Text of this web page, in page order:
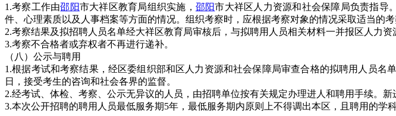
1.考察工作由邵阳市大祥区教育局组织实施， 邵阳市大祥区人力资源和社会保障局负责指导
件、心理素质以及人事档案等方面的情况。组织考察时，应根据考察对象的情况采取适当的
2.考察结果及拟招聘人员名单经大祥区教育局审核后，与拟聘用人员相关材料一并报区人力资
3.考察不合格者或弃权者不再进行递补。
（八）公示与聘用
1.根据考试和考察结果，经区委组织部和区人力资源和社会保障局审查合格的拟聘用人员名
日，接受考生的咨询和社会各界的监督。
2.经考试、体检、考察、公示无异议的人员，由招聘单位按有关规定办理进人和聘用手续。新
3.本次公开招聘的聘用人员最低服务期5年，最低服务期内原则上不得调出本区，且聘用的学